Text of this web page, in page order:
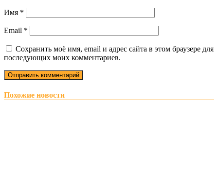
Имя *
Email *
Сохранить моё имя, email и адрес сайта в этом браузере для
последующих моих комментариев.
Похожие новости